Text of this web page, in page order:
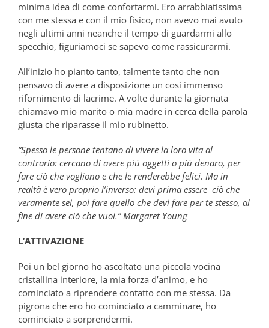
minima idea di come confortarmi. Ero arrabbiatissima
con me stessa e con il mio fisico, non avevo mai avuto
negli ultimi anni neanche il tempo di guardarmi allo
specchio, figuriamoci se sapevo come rassicurarmi.
All’inizio ho pianto tanto, talmente tanto che non
pensavo di avere a disposizione un così immenso
rifornimento di lacrime. A volte durante la giornata
chiamavo mio marito o mia madre in cerca della parola
giusta che riparasse il mio rubinetto.
“Spesso le persone tentano di vivere la loro vita al
contrario: cercano di avere più oggetti o più denaro, per
fare ciò che vogliono e che le renderebbe felici. Ma in
realtà è vero proprio l’inverso: devi prima essere ciò che
veramente sei, poi fare quello che devi fare per te stesso, al
fine di avere ciò che vuoi.” Margaret Young
L’ATTIVAZIONE
Poi un bel giorno ho ascoltato una piccola vocina
cristallina interiore, la mia forza d’animo, e ho
cominciato a riprendere contatto con me stessa. Da
pigrona che ero ho cominciato a camminare, ho
cominciato a sorprendermi.